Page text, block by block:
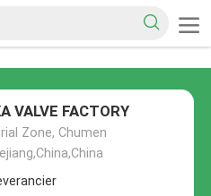
VALVE FACTORY
Zone, Chumen